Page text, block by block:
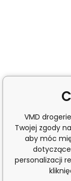
VMD
Twojej zgody
aby móc
personalizacji